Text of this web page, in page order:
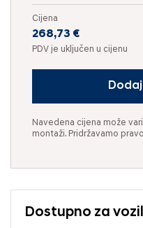
Cijena
268,73 €
PDV je uključen u cijenu
Navedena cijena može
montaži. Pridržavamo
Dostupno za